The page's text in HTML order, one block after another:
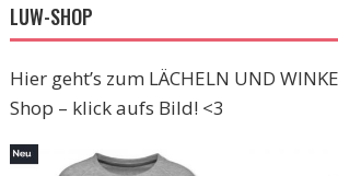
LUW-SHOP
Hier geht’s zum LÄCHELN UND
Shop – klick aufs Bild! <3